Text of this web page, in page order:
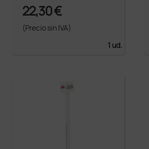
22,30 €
(Precio sin IVA)
1 ud.